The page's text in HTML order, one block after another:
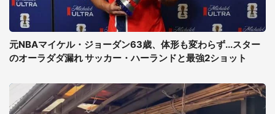
元NBAマイケル・ジョーダン63歳、体形も変わらず...スター
のオーラダダ漏れ サッカー・ハーランドと最強2ショット